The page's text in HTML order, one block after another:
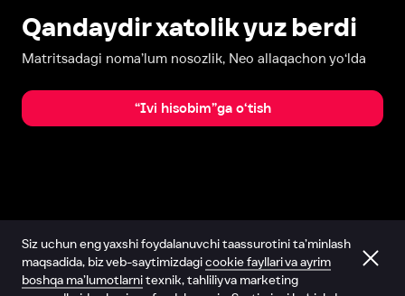
Qandaydir xatolik yuz berdi
Matritsadagi noma’lum nosozlik, Neo allaqachon yo‘lda
“Ivi hisobim”ga o‘tish
Siz uchun eng yaxshi foydalanuvchi taassurotini ta’minlash
maqsadida, biz veb-saytimizdagicookie fayllari va ayrim
boshqa ma’lumotlarnitexnik, tahliliy va marketing